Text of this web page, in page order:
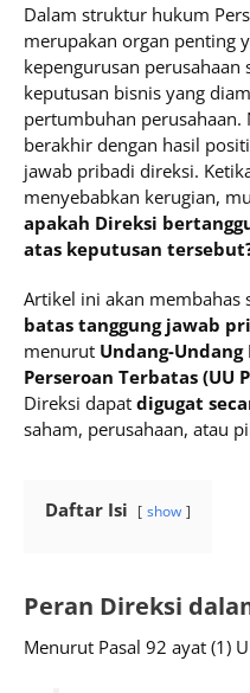
Dalam struktur hukum
merupakan organ penting
kepengurusan perusahaan
keputusan bisnis yang
pertumbuhan perusahaan.
berakhir dengan hasil
jawab pribadi direksi.
menyebabkan kerugian,
apakah Direksi
atas keputusan
Artikel ini akan membahas
batas tanggung jawab
menurut Undang-
Perseroan Terbatas (UU
Direksi dapat digugat
saham, perusahaan, atau
Daftar Isi show
Peran Direksi
Menurut Pasal 92 ayat (1)